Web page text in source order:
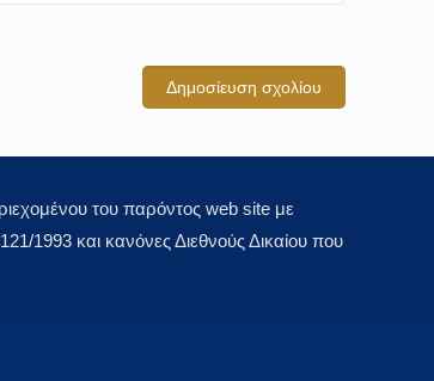
του παρόντος web site με
1993 και κανόνες Διεθνούς Δικαίου που